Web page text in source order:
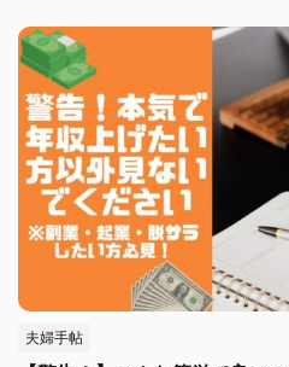
夫婦手帖